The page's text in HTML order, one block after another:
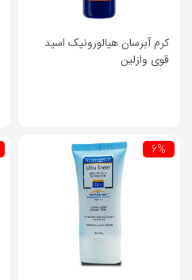
کرم آبرسان هیالورونیک اسید
قوی وازلین
6%